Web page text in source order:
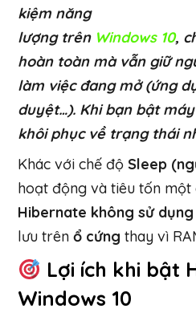
kiệm năng
lượng trên Windows 10,
hoàn toàn mà vẫn giữ
làm việc đang mở (ứng
duyệt…). Khi bạn bật
khôi phục về trạng thái
Khác với chế độ Sleep
hoạt động và tiêu tốn một
Hibernate không sử
lưu trênổ cứng thay vì
Lợi ích khi bật
Windows 10